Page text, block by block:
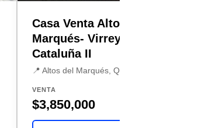
Casa Venta Altos del
Marqués- Virrey de
Cataluña II
📍 Altos del Marqués, Querétaro
VENTA
$3,850,000